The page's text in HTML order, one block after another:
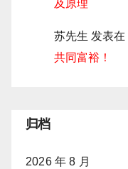
及原理
苏先生 发表在
共同富裕！
归档
2026 年 8 月